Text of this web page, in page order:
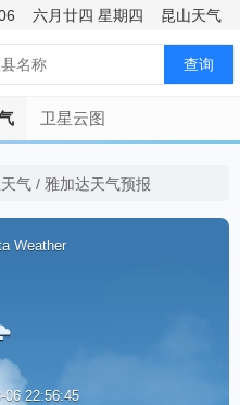
六月廿四 星期四 昆山天气
查询
卫星云图
气 / 雅加达天气预报
Weather
06 22:56:45